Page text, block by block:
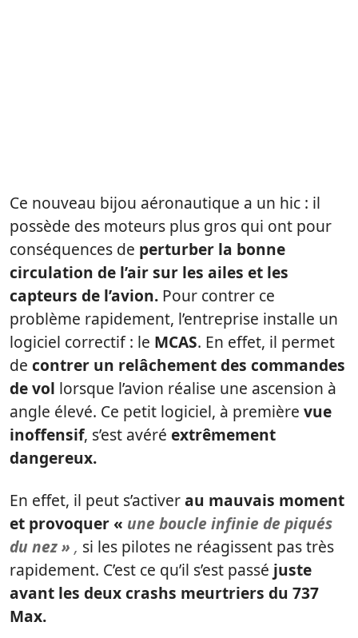
Ce nouveau bijou aéronautique a un hic : il
possède des moteurs plus gros qui ont pour
conséquences de perturber la bonne
circulation de l’air sur les ailes et les
capteurs de l’avion. Pour contrer ce
problème rapidement, l’entreprise installe un
logiciel correctif : le MCAS. En effet, il permet
de contrer un relâchement des commandes
de vol lorsque l’avion réalise une ascension à
angle élevé. Ce petit logiciel, à première vue
inoffensif, s’est avéré extrêmement
dangereux.
En effet, il peut s’activerau mauvais moment
et provoquer « une boucle infinie de piqués
du nez » , si les pilotes ne réagissent pas très
rapidement. C’est ce qu’il s’est passé juste
avant les deux crashs meurtriers du 737
Max.